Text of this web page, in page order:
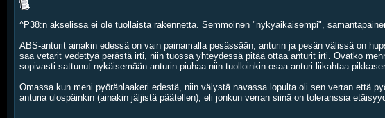
^P38:n akselissa ei ole tuollaista rakennetta. Semmoinen "nykyaikaisempi",
ABS-anturit ainakin edessä on vain painamalla pesässään, anturin ja pesän välissä on
saa vetarit vedettyä perästä irti, niin tuossa yhteydessä pitää ottaa anturit irti. Ovatko
sopivasti sattunut nykäisemään anturin piuhaa niin tuolloinkin osaa anturi liikahtaa
Omassa kun meni pyöränlaakeri edestä, niin välystä navassa lopulta oli sen verran että
anturia ulospäinkin (ainakin jäljistä päätellen), eli jonkun verran siinä on toleranssia